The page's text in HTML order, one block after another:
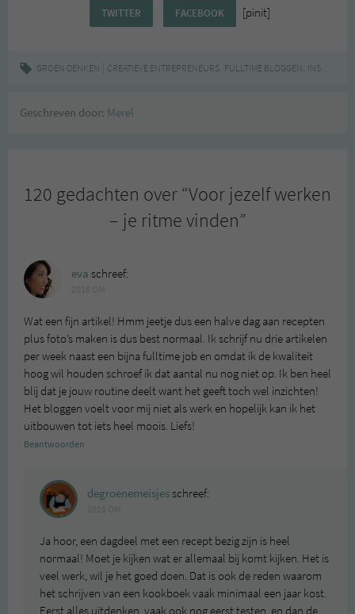
TWITTER FACEBOOK [pinit]
GROEN DENKEN CREATIEVE ENTREPRENEURS, FULLTIME BLOGGEN, INSPIRATIE
Geschreven door: Merel
120 gedachten over “Voor jezelf werken
– je ritme vinden”
eva schreef:
Wat een fijn artikel! Hmm jeetje dus een halve dag aan recepten
plus foto’s maken is dus best normaal. Ik schrijf nu drie artikelen
per week naast een bijna fulltime job en omdat ik de kwaliteit
hoog wil houden schroef ik dat aantal nu nog niet op. Ik ben heel
blij dat je jouw routine deelt want het geeft toch wel inzichten!
Het bloggen voelt voor mij niet als werk en hopelijk kan ik het
uitbouwen tot iets heel moois. Liefs!
Beantwoorden
degroenemeisjesschreef:
Ja hoor, een dagdeel met een recept bezig zijn is heel
normaal! Moet je kijken wat er allemaal bij komt kijken. Het is
veel werk, wil je het goed doen. Dat is ook de reden waarom
het schrijven van een kookboek vaak minimaal een jaar kost.
Eerst alles uitdenken, vaak ook nog eerst testen, en dan de